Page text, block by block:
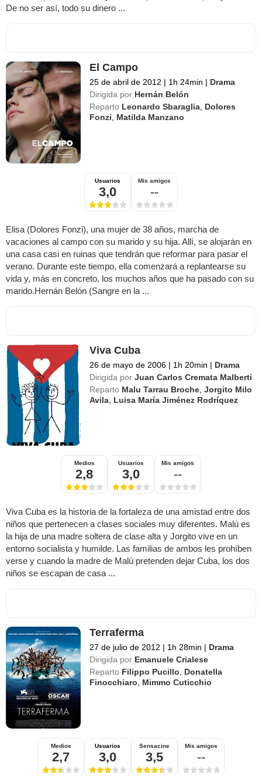
De no ser así, todo su dinero ...
El Campo
25 de abril de 2012 | 1h 24min | Drama
Dirigida por Hernán Belón
Reparto Leonardo Sbaraglia Dolores
Fonzi
Matilda Manzano
Usuarios
3,0
Mis amigos
--
Elisa (Dolores Fonzi), una mujer de 38 años, marcha de
vacaciones al campo con su marido y su hija. Allí, se alojarán en
una casa casi en ruinas que tendrán que reformar para pasar el
verano. Durante este tiempo, ella comenzará a replantearse su
vida y, más en concreto, los muchos años que ha pasado con su
marido.Hernán Belón (Sangre en la ...
Viva Cuba
26 de mayo de 2006 | 1h 20min | Drama
Dirigida por Juan Carlos Cremata Malberti
Reparto Malu Tarrau Broche ,Jorgito Milo
Avila Luisa María Jiménez Rodríquez
Medios
2,8
Usuarios
3,0
Mis amigos
--
Viva Cuba es la historia de la fortaleza de una amistad entre dos
niños que pertenecen a clases sociales muy diferentes. Malú es
la hija de una madre soltera de clase alta y Jorgito vive en un
entorno socialista y humilde. Las familias de ambos les prohíben
verse y cuando la madre de Malú pretenden dejar Cuba, los dos
niños se escapan de casa ...
Terraferma
27 de julio de 2012 | 1h 28min | Drama
Dirigida por Emanuele Crialese
Reparto Filippo Pucillo, Donatella
Finocchiaro, Mimmo Cuticchio
Medios
2,7
Usuarios
3,0
Sensacine
3,5
Mis amigos
--